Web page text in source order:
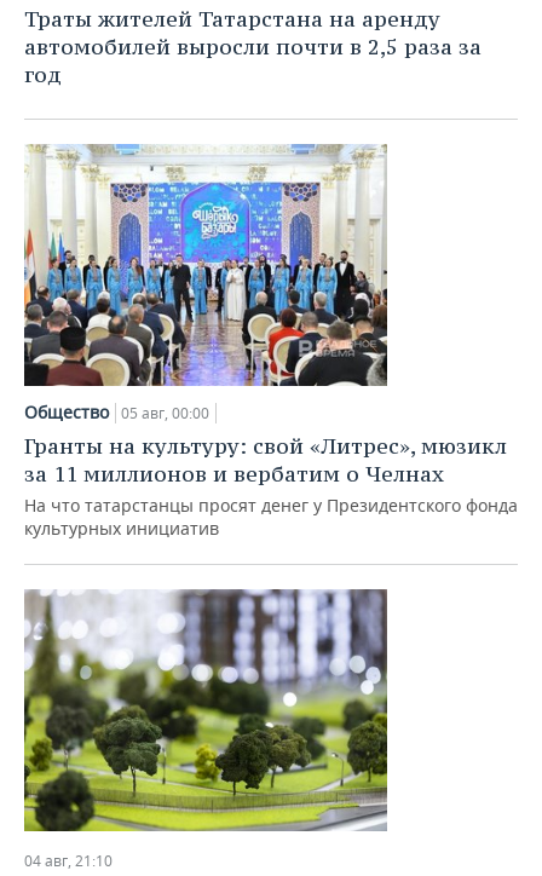
Траты жителей Татарстана на аренду
автомобилей выросли почти в 2,5 раза за
год
Общество 05 авг, 00:00
Гранты на культуру: свой «Литрес», мюзикл
за 11 миллионов и вербатим о Челнах
На что татарстанцы просят денег у Президентского фонда
культурных инициатив
04 авг, 21:10